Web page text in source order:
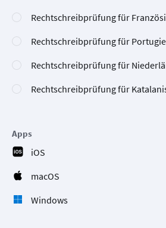
Rechtschreibprüfung für
Rechtschreibprüfung für
Rechtschreibprüfung für
Rechtschreibprüfung für
Apps
iOS
macOS
Windows